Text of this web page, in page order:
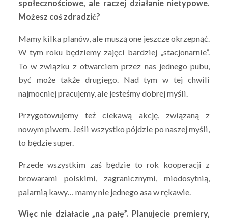
społecznościowe, ale raczej działanie nietypowe.
Możesz coś zdradzić?
Mamy kilka planów, ale muszą one jeszcze okrzepnąć.
W tym roku będziemy zajęci bardziej „stacjonarnie”.
To w związku z otwarciem przez nas jednego pubu,
być może także drugiego. Nad tym w tej chwili
najmocniej pracujemy, ale jesteśmy dobrej myśli.
Przygotowujemy też ciekawą akcję, związaną z
nowym piwem. Jeśli wszystko pójdzie po naszej myśli,
to będzie super.
Przede wszystkim zaś będzie to rok kooperacji z
browarami polskimi, zagranicznymi, miodosytnią,
palarnią kawy… mamy nie jednego asa w rękawie.
Więc nie działacie „na pałę”. Planujecie premiery,